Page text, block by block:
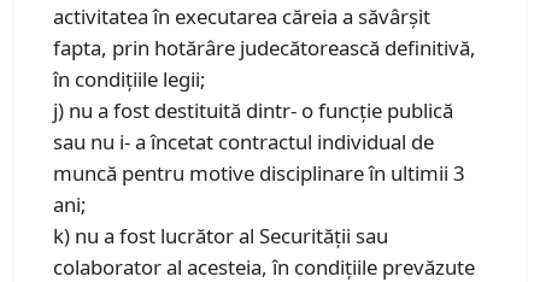
activitatea în executarea căreia a săvârşit
fapta, prin hotărâre judecătorească definitivă,
în condiţiile legii;
j) nu a fost destituită dintr- o funcţie publică
sau nu i- a încetat contractul individual de
muncă pentru motive disciplinare în ultimii 3
ani;
k) nu a fost lucrător al Securităţii sau
colaborator al acesteia, în condiţiile prevăzute